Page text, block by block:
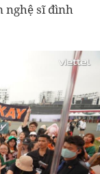
nghệ sĩ đình